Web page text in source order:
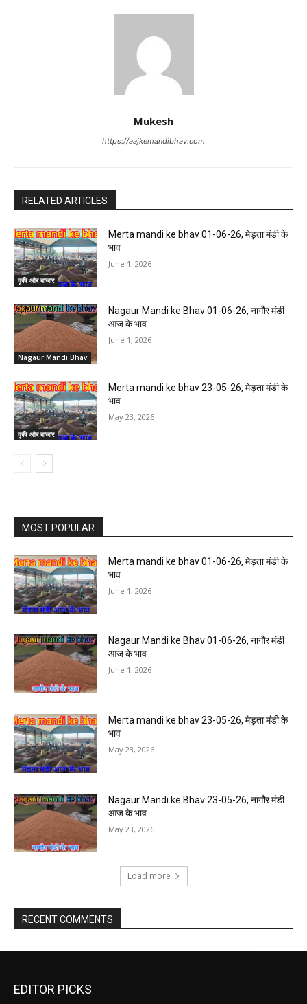
Mukesh
https://aajkemandibhav.com
RELATED ARTICLES
कृषि और बाजार
Merta mandi ke bhav 01-06-26, मेड़ता मंडी के
भाव
June 1, 2026
Nagaur Mandi Bhav
Nagaur Mandi ke Bhav 01-06-26, नागौर मंडी
आज के भाव
June 1, 2026
कृषि और बाजार
Merta mandi ke bhav 23-05-26, मेड़ता मंडी के
भाव
May 23, 2026
MOST POPULAR
Merta mandi ke bhav 01-06-26, मेड़ता मंडी के
भाव
June 1, 2026
Nagaur Mandi ke Bhav 01-06-26, नागौर मंडी
आज के भाव
June 1, 2026
Merta mandi ke bhav 23-05-26, मेड़ता मंडी के
भाव
May 23, 2026
Nagaur Mandi ke Bhav 23-05-26, नागौर मंडी
आज के भाव
May 23, 2026
Load more
RECENT COMMENTS
EDITOR PICKS